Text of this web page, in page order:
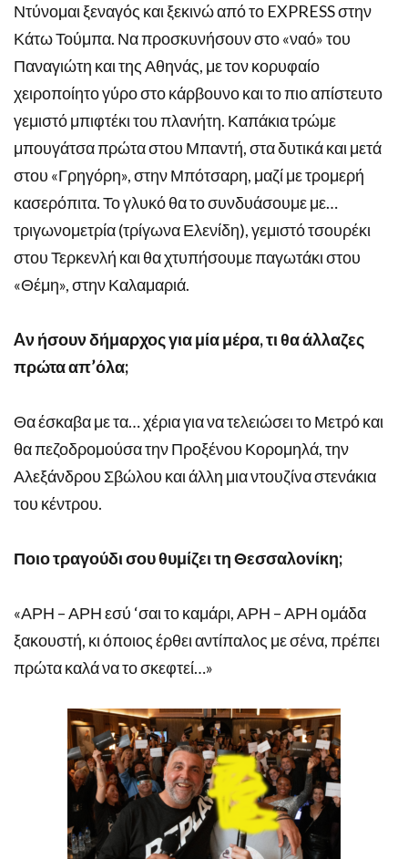
Ντύνομαι ξεναγός και ξεκινώ από το EXPRESS στην
Κάτω Τούμπα. Να προσκυνήσουν στο «ναό» του
Παναγιώτη και της Αθηνάς, με τον κορυφαίο
χειροποίητο γύρο στο κάρβουνο και το πιο απίστευτο
γεμιστό μπιφτέκι του πλανήτη. Καπάκια τρώμε
μπουγάτσα πρώτα στου Μπαντή, στα δυτικά και μετά
στου «Γρηγόρη», στην Μπότσαρη, μαζί με τρομερή
κασερόπιτα. Το γλυκό θα το συνδυάσουμε με…
τριγωνομετρία (τρίγωνα Ελενίδη), γεμιστό τσουρέκι
στου Τερκενλή και θα χτυπήσουμε παγωτάκι στου
«Θέμη», στην Καλαμαριά.
Aν ήσουν δήμαρχος για μία μέρα, τι θα άλλαζες
πρώτα απ’όλα;
Θα έσκαβα με τα… χέρια για να τελειώσει το Μετρό και
θα πεζοδρομούσα την Προξένου Κορομηλά, την
Αλεξάνδρου Σβώλου και άλλη μια ντουζίνα στενάκια
του κέντρου.
Ποιο τραγούδι σου θυμίζει τη Θεσσαλονίκη;
«ΑΡΗ – ΑΡΗ εσύ ‘σαι το καμάρι, ΑΡΗ – ΑΡΗ ομάδα
ξακουστή, κι όποιος έρθει αντίπαλος με σένα, πρέπει
πρώτα καλά να το σκεφτεί…»